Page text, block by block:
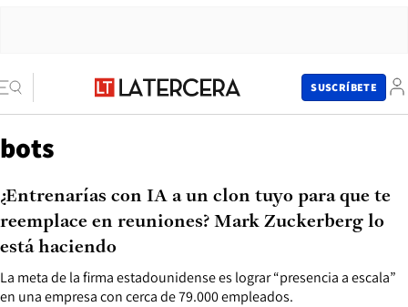
SUSCRÍBETE
bots
La meta de la firma estadounidense es lograr “presencia a escala”
en una empresa con cerca de 79.000 empleados.
¿Entrenarías con IA a un clon tuyo para que te
reemplace en reuniones? Mark Zuckerberg lo
está haciendo